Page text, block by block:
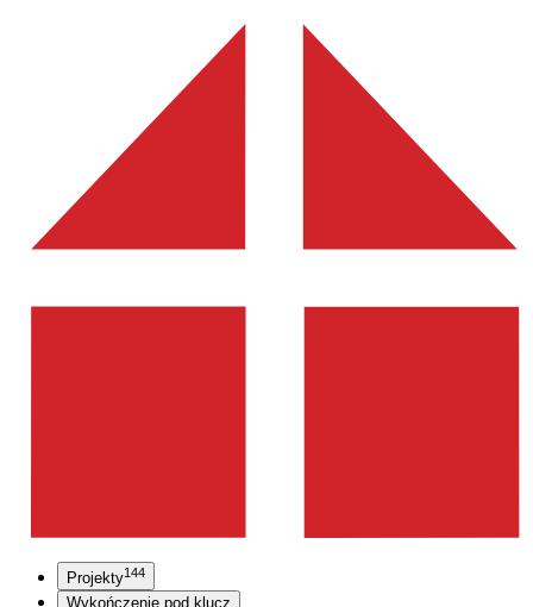
Projekty144
Wykończenie pod klucz